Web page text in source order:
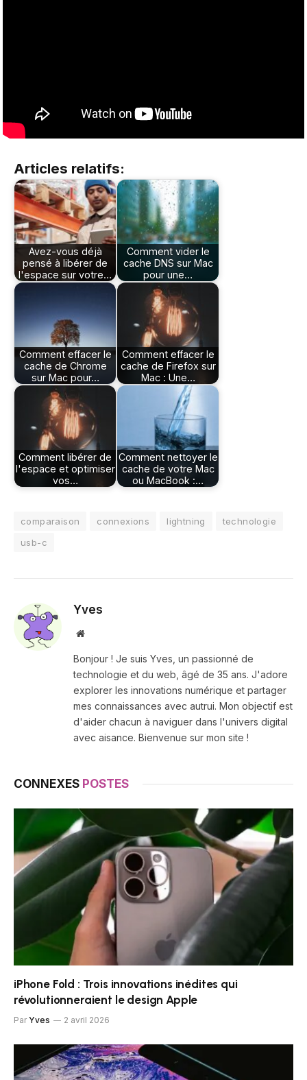
Articles relatifs:
Avez-vous déjà
pensé à libérer de
l'espace sur votre…
Comment vider le
cache DNS sur Mac
pour une…
Comment effacer le
cache de Chrome
sur Mac pour…
Comment effacer le
cache de Firefox sur
Mac : Une…
Comment libérer de
l'espace et optimiser
vos…
Comment nettoyer le
cache de votre Mac
ou MacBook :…
comparaison connexions lightning
technologie
usb-c
Yves
Site
Bonjour ! Je suis Yves, un passionné de
technologie et du web, âgé de 35 ans. J'adore
explorer les innovations numérique et partager
mes connaissances avec autrui. Mon objectif est
d'aider chacun à naviguer dans l'univers digital
avec aisance. Bienvenue sur mon site !
CONNEXES POSTES
iPhone Fold : Trois innovations inédites qui
révolutionneraient le design Apple
Par Yves 2 avril 2026